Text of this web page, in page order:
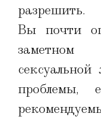
разрешить.
Вы почти
проблемы,